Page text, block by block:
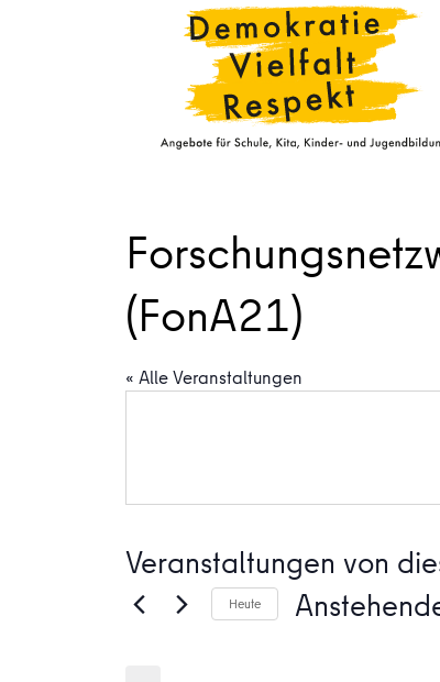
(FonA21)
« Alle Veranstaltungen
Veranstaltungen von
Heute